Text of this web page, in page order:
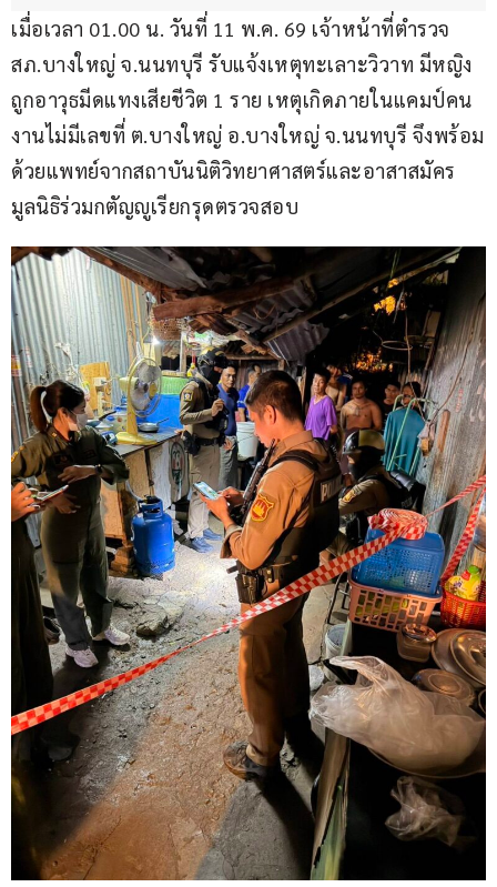
เมื่อเวลา 01.00 น. วันที่ 11 พ.ค. 69 เจ้าหน้าที่ตำรวจ
สภ.บางใหญ่ จ.นนทบุรี รับแจ้งเหตุทะเลาะวิวาท มีหญิง
ถูกอาวุธมีดแทงเสียชีวิต 1 ราย เหตุเกิดภายในแคมป์คน
งานไม่มีเลขที่ ต.บางใหญ่ อ.บางใหญ่ จ.นนทบุรี จึงพร้อม
ด้วยแพทย์จากสถาบันนิติวิทยาศาสตร์และอาสาสมัคร
มูลนิธิร่วมกตัญญูเรียกรุดตรวจสอบ